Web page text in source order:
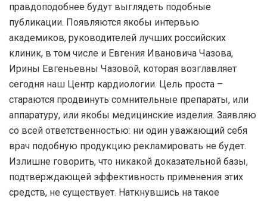
правдоподобнее будут выглядеть подобные
публикации. Появляются якобы интервью
академиков, руководителей лучших российских
клиник, в том числе и Евгения Ивановича Чазова,
Ирины Евгеньевны Чазовой, которая возглавляет
сегодня наш Центр кардиологии. Цель проста –
стараются продвинуть сомнительные препараты, или
аппаратуру, или якобы медицинские изделия. Заявляю
со всей ответственностью: ни один уважающий себя
врач подобную продукцию рекламировать не будет.
Излишне говорить, что никакой доказательной базы,
подтверждающей эффективность применения этих
средств, не существует. Наткнувшись на такое